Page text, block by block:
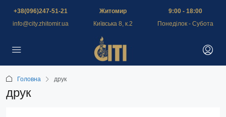
+38(096)247-51-21
info@city.zhitomir.ua
Житомир
Київська 8, к.2
9:00 - 18:00
Понеділок - Субота
Головна друк
друк